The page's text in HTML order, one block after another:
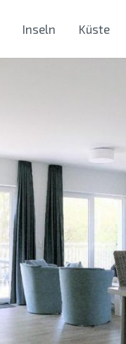
Inseln Küste